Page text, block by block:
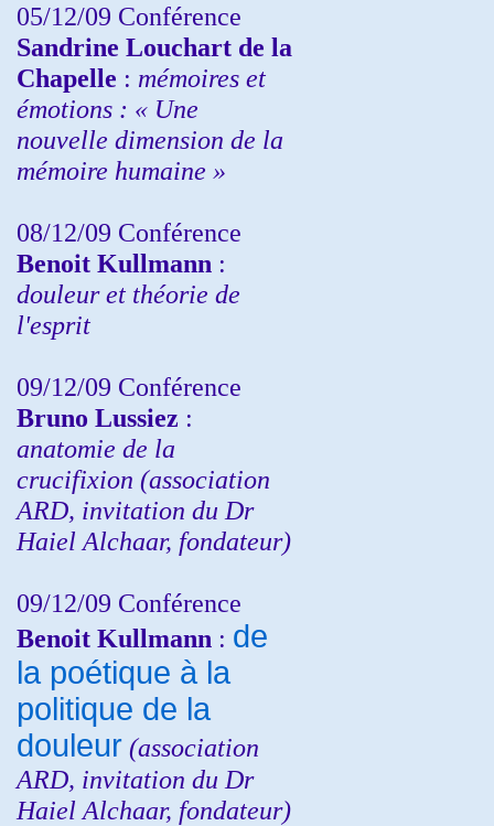
05/12/09 Conférence
Sandrine Louchart de la
Chapelle : mémoires et
émotions : « Une
nouvelle dimension de la
mémoire humaine »
08/12/09 Conférence
Benoit Kullmann :
douleur et théorie de
l'esprit
09/12/09 Conférence
Bruno Lussiez :
anatomie de la
crucifixion (association
ARD, invitation du Dr
Haiel Alchaar, fondateur)
09/12/09 Conférence
Benoit Kullmann : de
la poétique à la
politique de la
douleur (association
ARD, invitation du Dr
Haiel Alchaar, fondateur)